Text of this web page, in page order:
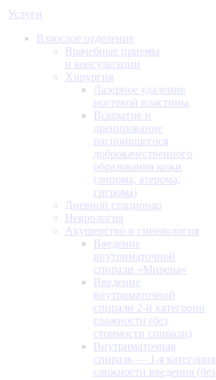
Услуги
Взрослое отделение
Врачебные приемы
и консультации
Хирургия
Лазерное удаление
ногтевой пластины
Вскрытие и
дренирование
нагноившегося
доброкачественного
образования кожи
(липома, атерома,
гигрома)
Дневной стационар
Неврология
Акушерство и гинекология
Введение
внутриматочной
спирали «Мирена»
Введение
внутриматочной
спирали 2-й категории
сложности (без
стоимости спирали)
Внутриматочная
спираль — 1-я категория
сложности введения (без